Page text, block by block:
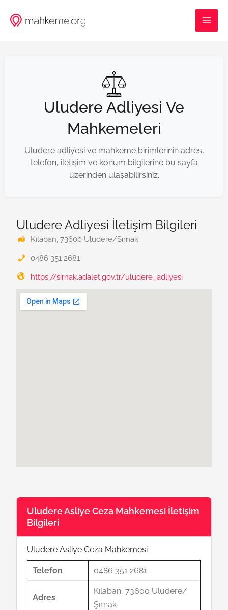
atla
Uludere Adliyesi Ve
Mahkemeleri
Uludere adliyesi ve mahkeme birimlerinin adres,
telefon, iletişim ve konum bilgilerine bu sayfa
üzerinden ulaşabilirsiniz.
Uludere Asliye Ceza Mahkemesi İletişim
Bilgileri
Uludere Asliye Ceza Mahkemesi
Telefon 0486 351 2681
Adres
Kılaban, 73600 Uludere/
Şırnak
Uludere Adliyesi İletişim Bilgileri
Kılaban, 73600 Uludere/Şırnak
0486 351 2681
https://sirnak.adalet.gov.tr/uludere_adliyesi